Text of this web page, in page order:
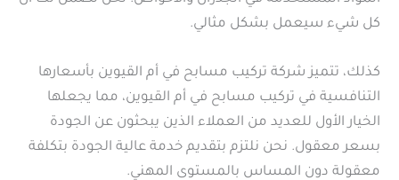
كل شيء سيعمل بشكل مثالي.
كذلك، تتميز شركة تركيب مسابح في أم القيوين بأسعارها
التنافسية في تركيب مسابح في أم القيوين، مما يجعلها
الخيار الأول للعديد من العملاء الذين يبحثون عن الجودة
بسعر معقول. نحن نلتزم بتقديم خدمة عالية الجودة بتكلفة
معقولة دون المساس بالمستوى المهني.